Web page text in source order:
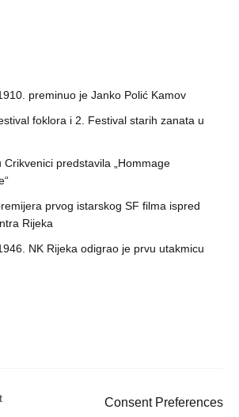
preminuo je Janko Polić Kamov
foklora i 2. Festival starih zanata u
predstavila „Hommage
prvog istarskog SF filma ispred
Rijeka
NK Rijeka odigrao je prvu utakmicu
Consent Preferences